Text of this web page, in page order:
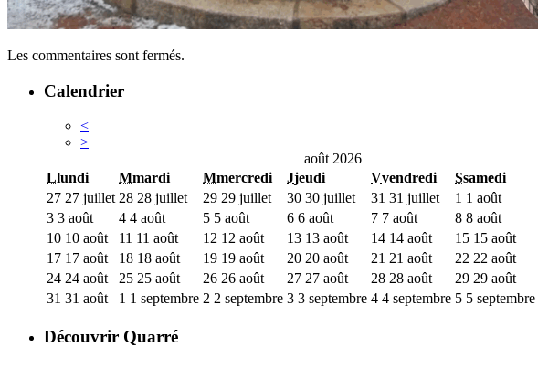
Les commentaires sont fermés.
Calendrier
<
>
août 2026
Llundi Mmardi Mmercredi Jjeudi Vvendredi Ssamedi
27 27 juillet 28 28 juillet 29 29 juillet 30 30 juillet 31 31 juillet 1 1 août
3 3 août 4 4 août 5 5 août 6 6 août 7 7 août 8 8 août
10 10 août 11 11 août 12 12 août 13 13 août 14 14 août 15 15 août
17 17 août 18 18 août 19 19 août 20 20 août 21 21 août 22 22 août
24 24 août 25 25 août 26 26 août 27 27 août 28 28 août 29 29 août
31 31 août 1 1 septembre 2 2 septembre 3 3 septembre 4 4 septembre 5 5 septembre
Découvrir Quarré